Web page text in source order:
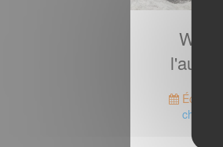
Écrit le
chamonix